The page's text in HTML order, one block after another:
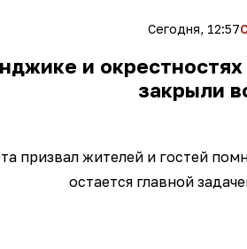
Сегодня, 12:57
и
закрыли
призвал жителей и гостей
остается главной